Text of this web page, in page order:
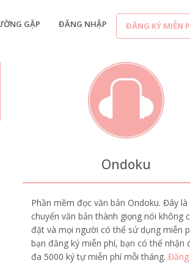
GẶP ĐĂNG NHẬP ĐĂNG KÝ MIỄN
Ondoku
Phần mềm đọc văn bản Ondoku. Đây
chuyển văn bản thành giọng nói không
đặt và mọi người có thể sử dụng miễn
bạn đăng ký miễn phí, bạn có thể nhận
đa 5000 ký tự miễn phí mỗi tháng.